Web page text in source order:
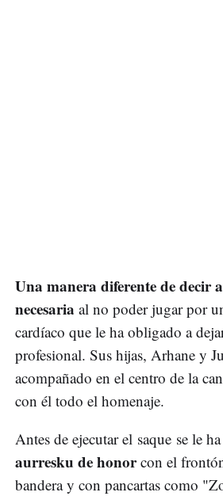
Una manera diferente de decir
necesaria al no poder jugar por
cardíaco que le ha obligado a
profesional. Sus hijas, Arhane y
acompañado en el centro de la
con él todo el homenaje.
Antes de ejecutar el saque se le
aurresku de honorcon el
bandera y con pancartas como